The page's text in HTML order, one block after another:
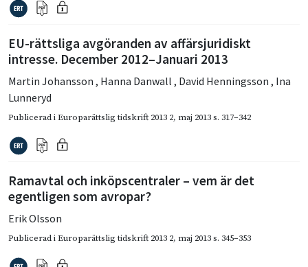
EU-rättsliga avgöranden av affärsjuridiskt
intresse. December 2012–Januari 2013
Martin Johansson , Hanna Danwall , David Henningsson , Ina
Lunneryd
Publicerad iEuroparättslig tidskrift 2013 2, maj 2013s. 317–342
Ramavtal och inköpscentraler – vem är det
egentligen som avropar?
Erik Olsson
Publicerad iEuroparättslig tidskrift 2013 2, maj 2013s. 345–353